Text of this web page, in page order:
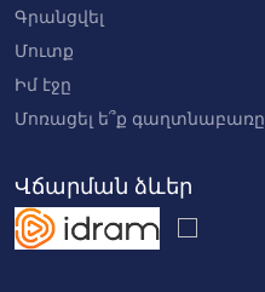
Գրանցվել
Մուտք
Իմ էջը
Մոռացել ե՞ք գաղտնաբառը
Վճարման ձևեր